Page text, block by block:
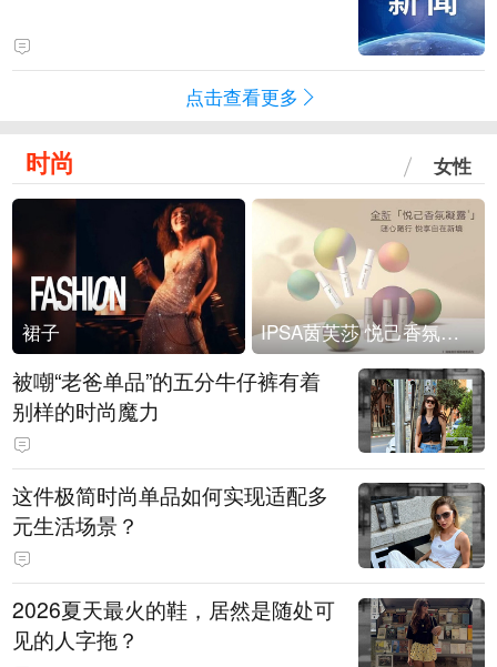
点击查看更多
时尚 女性
裙子 IPSA茵芙莎 悦己香氛凝露上市
被嘲“老爸单品”的五分牛仔裤有着
别样的时尚魔力
这件极简时尚单品如何实现适配多
元生活场景？
2026夏天最火的鞋，居然是随处可
见的人字拖？